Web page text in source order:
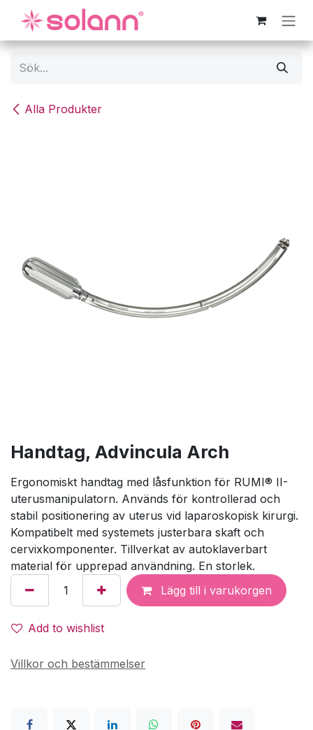
Hoppa till innehåll
Alla Produkter
Handtag, Advincula Arch
Ergonomiskt handtag med låsfunktion för RUMI® II-
uterusmanipulatorn. Används för kontrollerad och
stabil positionering av uterus vid laparoskopisk kirurgi.
Kompatibelt med systemets justerbara skaft och
cervixkomponenter. Tillverkat av autoklaverbart
material för upprepad användning. En storlek.
Lägg till i varukorgen
Add to wishlist
Villkor och bestämmelser